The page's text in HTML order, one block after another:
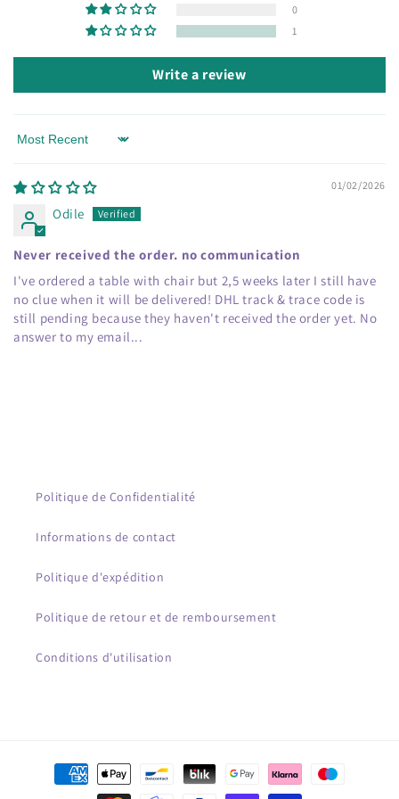
0
1
Write a review
Sort by
01/02/2026
Odile
Never received the order. no communication
I've ordered a table with chair but 2,5 weeks later I still have
no clue when it will be delivered! DHL track & trace code is
still pending because they haven't received the order yet. No
answer to my email...
Politique de Confidentialité
Informations de contact
Politique d'expédition
Politique de retour et de remboursement
Conditions d'utilisation
Méthodes